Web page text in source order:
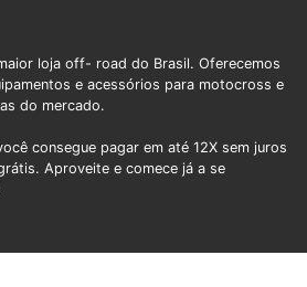
loja off- road do Brasil. Oferecemos
e acessórios para motocross e
do mercado.
consegue pagar em até 12X sem juros
Aproveite e comece já a se